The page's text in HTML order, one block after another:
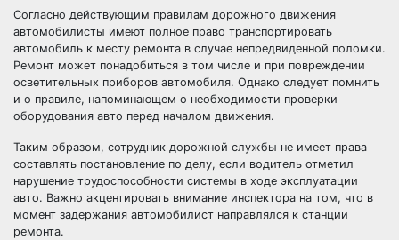
Согласно действующим правилам дорожного движения
автомобилисты имеют полное право транспортировать
автомобиль к месту ремонта в случае непредвиденной поломки.
Ремонт может понадобиться в том числе и при повреждении
осветительных приборов автомобиля. Однако следует помнить
и о правиле, напоминающем о необходимости проверки
оборудования авто перед началом движения.
Таким образом, сотрудник дорожной службы не имеет права
составлять постановление по делу, если водитель отметил
нарушение трудоспособности системы в ходе эксплуатации
авто. Важно акцентировать внимание инспектора на том, что в
момент задержания автомобилист направлялся к станции
ремонта.